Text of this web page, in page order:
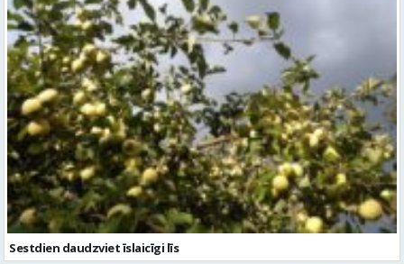
Sestdien daudzviet īslaicīgi līs